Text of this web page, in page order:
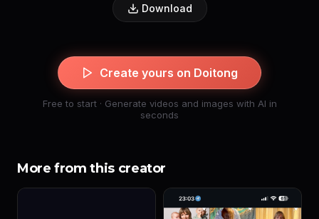
Download
Create yours on Doitong
Free to start · Generate videos and images with AI in
seconds
More from this creator